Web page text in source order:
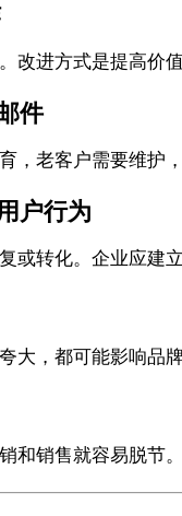
改进方式是提高价
件
，老客户需要维护
户行为
或转化。企业应建
大，都可能影响品
和销售就容易脱节